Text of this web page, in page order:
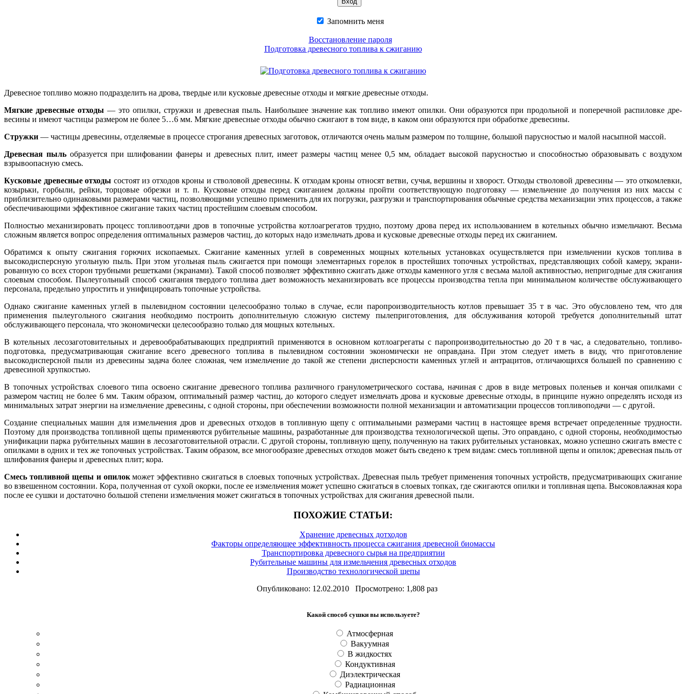
Запомнить меня
Восстановление пароля
Подготовка древесного топлива к сжиганию
Древесное топливо можно подразделить на дрова, твердые или кусковые древесные отходы и мягкие древесные отходы.
Мягкие древесные отходы — это опилки, стружки и древесная пыль. Наибольшее значение как топливо имеют опилки. Они образуются при продольной и поперечной распиловке дре­
весины и имеют частицы размером не более 5…6 мм. Мягкие древесные отходы обычно сжигают в том виде, в каком они образуются при обработке древесины.
Стружки — частицы древесины, отделяемые в процессе строгания древесных заготовок, отличаются очень малым размером по толщине, большой парусностью и малой насыпной массой.
Древесная пыльобразуется при шлифовании фанеры и древесных плит, имеет размеры частиц менее 0,5 мм, обладает высокой парусностью и способностью образовывать с воздухом
взрывоопасную смесь.
Кусковые древесные отходы состоят из отходов кроны и стволовой древесины. К отходам кроны относят ветви, сучья, вершины и хворост. Отходы стволовой древесины — это откомлевки,
козырьки, горбыли, рейки, торцовые обрезки и т. п. Кусковые отходы перед сжиганием должны пройти соответствующую подготовку — измельчение до получения из них массы с
приблизительно одинаковыми размерами частиц, позволяющими успешно применить для их погрузки, разгрузки и транспортирования обычные средства механизации этих процессов, а также
обеспечивающими эффективное сжигание таких частиц простейшим слоевым способом.
Полностью механизировать процесс топливоотдачи дров в топочные устройства котлоагрегатов трудно, поэтому дрова перед их использованием в котельных обычно измельчают. Весьма
сложным является вопрос определения оптимальных размеров частиц, до которых надо измельчать дрова и кусковые древесные отходы перед их сжиганием.
Обратимся к опыту сжигания горючих ископаемых. Сжигание каменных углей в современных мощных котельных установках осуществляется при измельчении кусков топлива в
высокодисперсную угольную пыль. При этом угольная пыль сжигается при помощи элементарных горелок в простейших топочных устройствах, представляющих собой камеру, экрани­
рованную со всех сторон трубными решетками (экранами). Такой способ позволяет эффективно сжигать даже отходы каменного угля с весьма малой активностью, непригодные для сжигания
слоевым способом. Пылеугольный способ сжигания твердого топлива дает возможность механизировать все процессы производства тепла при минимальном количестве об­служивающего
персонала, предельно упростить и унифицировать топочные устройства.
Однако сжигание каменных углей в пылевидном состоянии целесообразно только в случае, если паропроизводительность котлов превышает 35 т в час. Это обусловлено тем, что для
применения пылеугольного сжигания необходимо построить дополнительную сложную систему пылеприготовления, для обслуживания которой требуется дополнительный штат
обслуживающего персонала, что экономически целесообразно только для мощных котельных.
В котельных лесозаготовительных и деревообрабатывающих предприятий применяются в основном котлоагрегаты с паропроизводительностью до 20 т в час, а следовательно, топливо-
подготовка, предусматривающая сжигание всего древесного топлива в пылевидном состоянии экономически не оправдана. При этом следует иметь в виду, что приготовление
высокодисперсной пыли из древесины задача более сложная, чем измельчение до такой же степени дисперсности каменных углей и антрацитов, отличающихся большей по сравнению с
древесиной хрупкостью.
В топочных устройствах слоевого типа освоено сжигание древесного топлива различного гранулометрического состава, начиная с дров в виде метровых поленьев и кончая опилками с
размером частиц не более 6 мм. Таким образом, оптимальный размер частиц, до которого следует измельчать дрова и кусковые древесные отходы, в принципе нужно определять исходя из
минимальных затрат энергии на измельчение древесины, с одной стороны, при обеспечении возможности полной механизации и автоматизации процессов топливоподачи — с другой.
Создание специальных машин для измельчения дров и древесных отходов в топливную щепу с оптимальными размерами частиц в настоящее время встречает определенные трудности.
Поэтому для производства топливной щепы применяются рубительные машины, разработанные для производства технологической щепы. Это оправдано, с одной стороны, необходимостью
унификации парка рубительных машин в лесозаготовительной отрасли. С другой стороны, топливную щепу, полученную на таких рубительных установках, можно успешно сжигать вместе с
опилками в одних и тех же топочных устройствах. Таким образом, все многообразие древесных отходов может быть сведено к трем видам: смесь топливной щепы и опилок; древесная пыль от
шлифования фанеры и древесных плит; кора.
Смесь топливной щепы и опилокможет эффективно сжигаться в слоевых топочных устройствах. Древесная пыль требует применения топочных устройств, предусматривающих сжигание
во взвешенном состоянии. Кора, полученная от сухой окорки, после ее измельчения может успешно сжигаться в слоевых топках, где сжигаются опилки и топливная щепа. Высоковлажная кора
после ее сушки и достаточно большой степени измельчения может сжигаться в топочных устройствах для сжигания древесной пыли.
ПОХОЖИЕ СТАТЬИ:
Хранение древесных дотходов
Факторы определяющее эффективность процесса сжигания древесной биомассы
Транспортировка древесного сырья на предприятии
Рубительные машины для измельчения древесных отходов
Производство технологической щепы
Опубликовано: 12.02.2010 Просмотрено: 1,808 раз
Какой способ сушки вы используете?
Атмосферная
Вакуумная
В жидкостях
Кондуктивная
Диэлектрическая
Радиационная